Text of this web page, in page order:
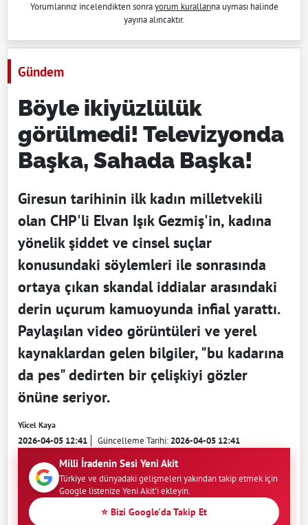
Yorumlarınız incelendikten sonrayorum kurallarına uyması halinde
yayına alıncaktır.
Gündem
Böyle ikiyüzlülük
görülmedi! Televizyonda
Başka, Sahada Başka!
Giresun tarihinin ilk kadın milletvekili
olan CHP'li Elvan Işık Gezmiş'in, kadına
yönelik şiddet ve cinsel suçlar
konusundaki söylemleri ile sonrasında
ortaya çıkan skandal iddialar arasındaki
derin uçurum kamuoyunda infial yarattı.
Paylaşılan video görüntüleri ve yerel
kaynaklardan gelen bilgiler, "bu kadarına
da pes" dedirten bir çelişkiyi gözler
önüne seriyor.
Yücel Kaya
2026-04-05 12:41 Güncelleme Tarihi:2026-04-05 12:41
Milli İradenin Sesi Yeni Akit
Türkiye ve dünyadaki gelişmeleri yakından takip etmek için
Google listenize Yeni Akit'i ekleyin.
⭐ Bizi Google'da Takip Et